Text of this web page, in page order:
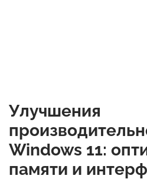
Улучшения
Windows 11:
памяти и